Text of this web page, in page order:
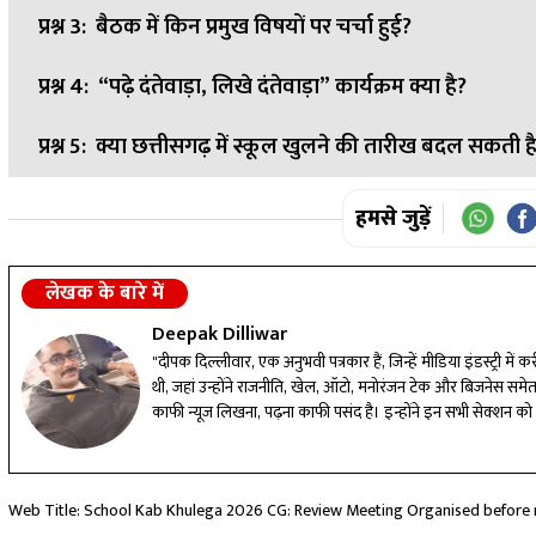
उत्तर:बैठक की अध्यक्षता जिला पंचायत दंतेवाड़ा के मुख्य कार्यपालन
प्रश्न 3: बैठक में किन प्रमुख विषयों पर चर्चा हुई?
उत्तर:शाला प्रवेश उत्सव, शत-प्रतिशत नामांकन, शाला त्यागी
योजना के लंबित कार्यों की समीक्षा की गई।
प्रश्न 4: “पढ़े दंतेवाड़ा, लिखे दंतेवाड़ा” कार्यक्रम क्या है?
उत्तर:यह जिले में शिक्षा की गुणवत्ता बढ़ाने, विद्यार्थियों के सीखने
प्रश्न 5: क्या छत्तीसगढ़ में स्कूल खुलने की तारीख बदल सकती
उत्तर:हां। शिक्षा मंत्री गजेंद्र यादव ने कहा है कि यदि भीषण गर्मी
हमसे जुड़ें
लेखक के बारे में
Deepak Dilliwar
"दीपक दिल्लीवार, एक अनुभवी पत्रकार हैं, जिन्हें मीडिया
थी, जहां उन्होंने राजनीति, खेल, ऑटो, मनोरंजन टेक और बिजनेस
काफी न्यूज लिखना, पढ़ना काफी पसंद है। इन्होंने इन सभी सेक्शन
से IBC24 न्यूज पोर्टल पर लीडर के तौर पर काम कर रहे हैं। इन्हें
Web Title: School Kab Khulega 2026 CG: Review Meeting Organised